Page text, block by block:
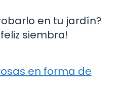
en tu jardín?
siembra!
en forma de